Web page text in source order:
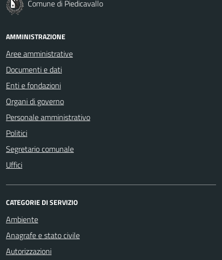
Comune di Piedicavallo
AMMINISTRAZIONE
Aree amministrative
Documenti e dati
Enti e fondazioni
Organi di governo
Personale amministrativo
Politici
Segretario comunale
Uffici
CATEGORIE DI SERVIZIO
Ambiente
Anagrafe e stato civile
Autorizzazioni